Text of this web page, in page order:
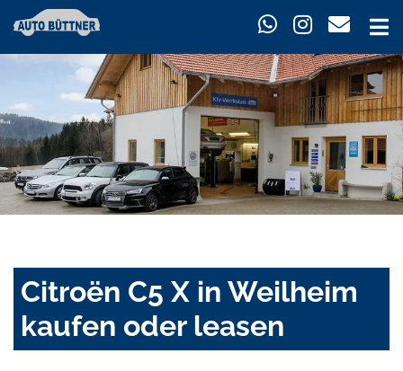
Citroën C5 X in Weilheim
kaufen oder leasen